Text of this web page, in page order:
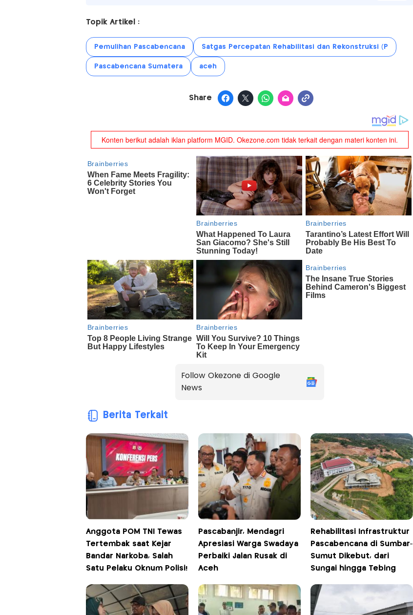
Topik Artikel :
Pemulihan Pascabencana Satgas Percepatan Rehabilitasi dan Rekonstruksi (P
Pascabencana Sumatera aceh
Share
Follow Okezone di Google
News
Berita Terkait
Anggota POM TNI Tewas
Tertembak saat Kejar
Bandar Narkoba, Salah
Satu Pelaku Oknum Polisi!
Pascabanjir, Mendagri
Apresiasi Warga Swadaya
Perbaiki Jalan Rusak di
Aceh
Rehabilitasi Infrastruktur
Pascabencana di Sumbar-
Sumut Dikebut, dari
Sungai hingga Tebing